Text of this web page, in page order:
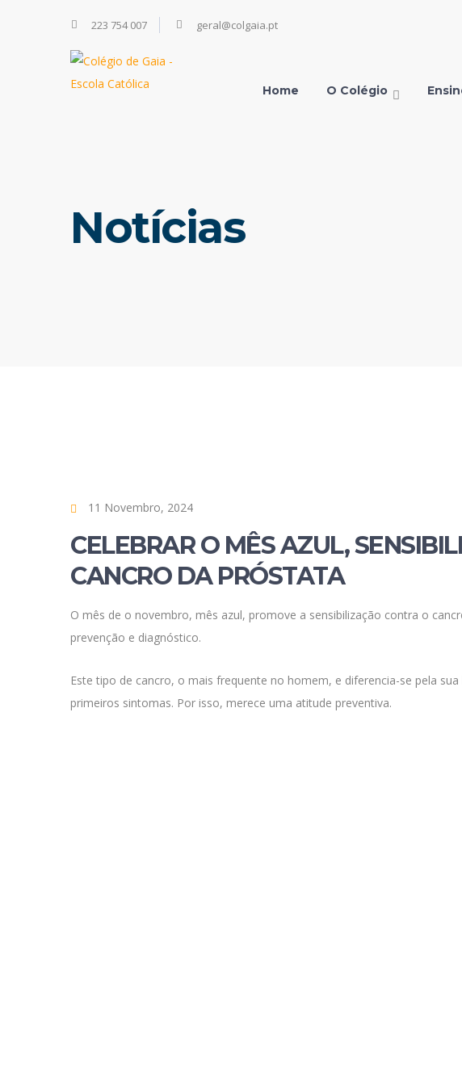
223 754 007 geral@colgaia.pt
Home O Colégio
Notícias
11 Novembro, 2024
CELEBRAR O MÊS AZUL,
CANCRO DA PRÓSTATA
O mês de o novembro, mês azul, promove a sensibilização contra o
prevenção e diagnóstico.
Este tipo de cancro, o mais frequente no homem, e diferencia-se pela
primeiros sintomas. Por isso, merece uma atitude preventiva.